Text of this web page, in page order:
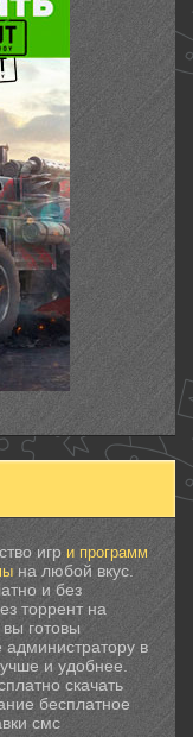
игр и программ
на любой вкус.
и без
торрент на
вы готовы
администратору в
и удобнее.
скачать
бесплатное
смс